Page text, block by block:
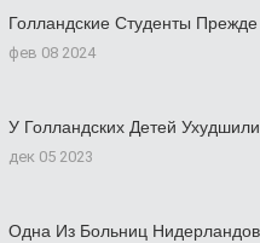
Голландские Студенты
фев 08 2024
У Голландских Детей
дек 05 2023
Одна Из Больниц